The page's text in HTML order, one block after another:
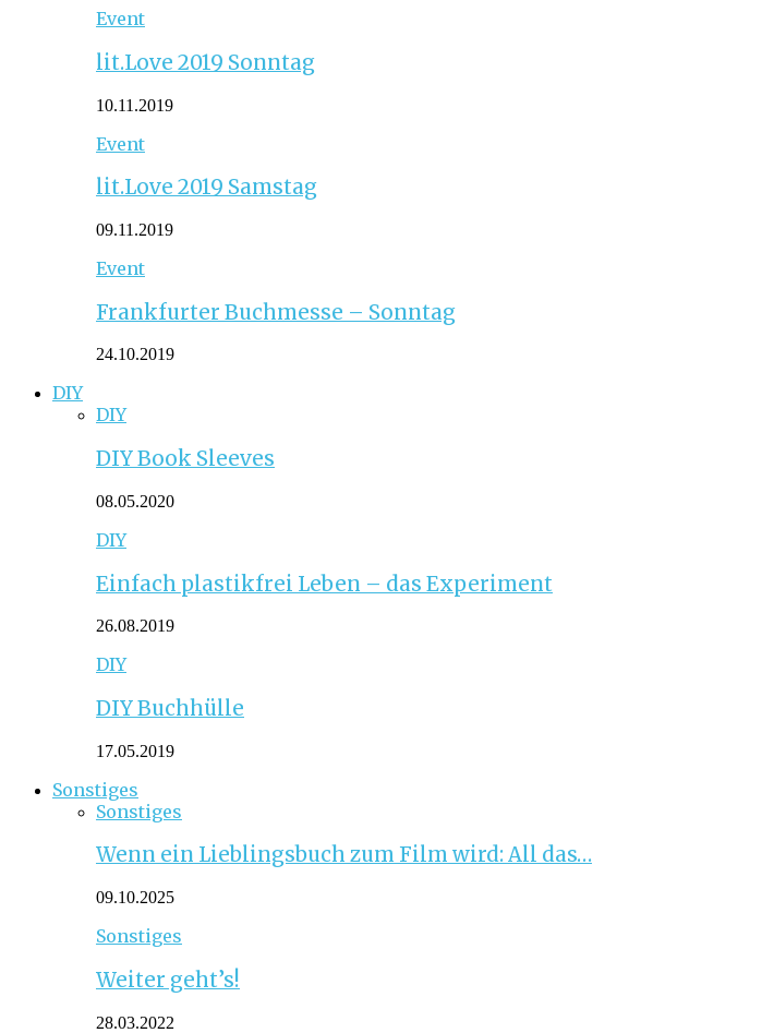
Event
lit.Love 2019 Sonntag
10.11.2019
Event
lit.Love 2019 Samstag
09.11.2019
Event
Frankfurter Buchmesse – Sonntag
24.10.2019
DIY
DIY
DIY Book Sleeves
08.05.2020
DIY
Einfach plastikfrei Leben – das Experiment
26.08.2019
DIY
DIY Buchhülle
17.05.2019
Sonstiges
Sonstiges
Wenn ein Lieblingsbuch zum Film wird: All das…
09.10.2025
Sonstiges
Weiter geht’s!
28.03.2022